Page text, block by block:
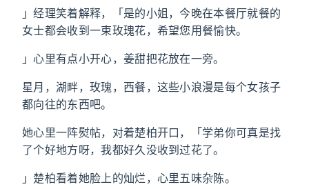
」经理笑着解释，「是的小姐，今晚在本餐厅就餐的
女士都会收到一束玫瑰花，希望您用餐愉快。
」心里有点小开心，姜甜把花放在一旁。
星月，湖畔，玫瑰，西餐，这些小浪漫是每个女孩子
都向往的东西吧。
她心里一阵熨帖，对着楚柏开口，「学弟你可真是找
了个好地方呀，我都好久没收到过花了。
」楚柏看着她脸上的灿烂，心里五味杂陈。